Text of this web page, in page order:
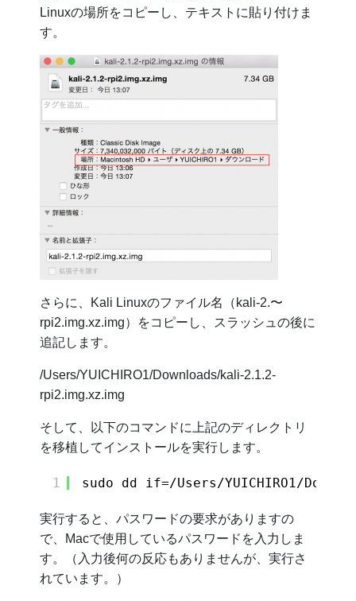
Linuxの場所をコピーし、テキストに貼り付けま
す。
さらに、Kali Linuxのファイル名（kali-2.〜
rpi2.img.xz.img）をコピーし、スラッシュの後に
追記します。
/Users/YUICHIRO1/Downloads/kali-2.1.2-
rpi2.img.xz.img
そして、以下のコマンドに上記のディレクトリ
を移植してインストールを実行します。
1 sudo dd if=/Users/YUICHIRO1/
実行すると、パスワードの要求がありますの
で、Macで使用しているパスワードを入力しま
す。（入力後何の反応もありませんが、実行さ
れています。）